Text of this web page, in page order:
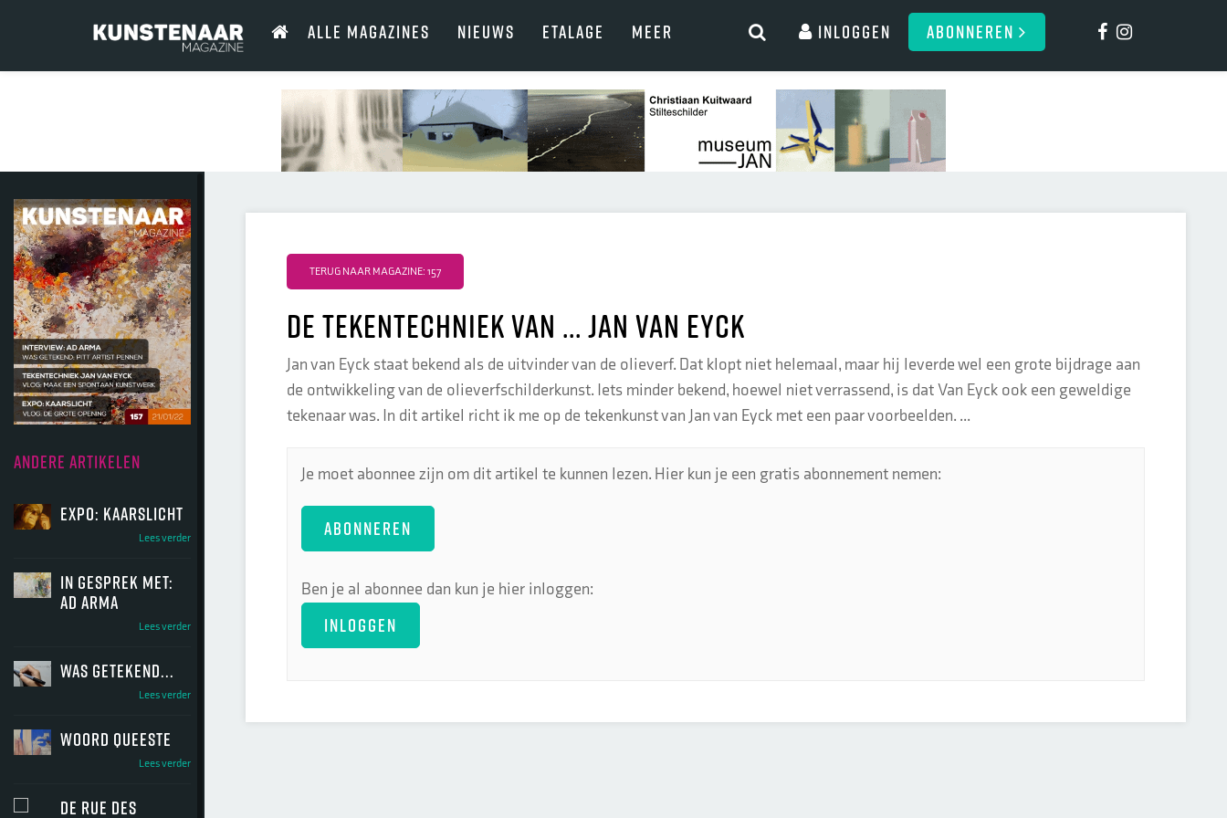
ALLE MAGAZINES NIEUWS ETALAGE MEER Inloggen ABONNEREN
ANDERE ARTIKELEN
Expo: Kaarslicht
Lees verder
In gesprek met:
Ad Arma
Lees verder
Was getekend...
Lees verder
Woord Queeste
Lees verder
De Rue des
TERUG NAAR MAGAZINE: 157
De tekentechniek van ... Jan van Eyck
Jan van Eyck staat bekend als de uitvinder van de olieverf. Dat klopt niet helemaal, maar hij leverde wel een grote bijdrage aan
de ontwikkeling van de olieverfschilderkunst. Iets minder bekend, hoewel niet verrassend, is dat Van Eyck ook een geweldige
tekenaar was. In dit artikel richt ik me op de tekenkunst van Jan van Eyck met een paar voorbeelden. ...
Je moet abonnee zijn om dit artikel te kunnen lezen. Hier kun je een gratis abonnement nemen:
ABONNEREN
Ben je al abonnee dan kun je hier inloggen:
INLOGGEN